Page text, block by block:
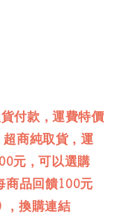
付款，運費特價
商純取貨，運
元，可以選購
商品回饋100元
，換購連結